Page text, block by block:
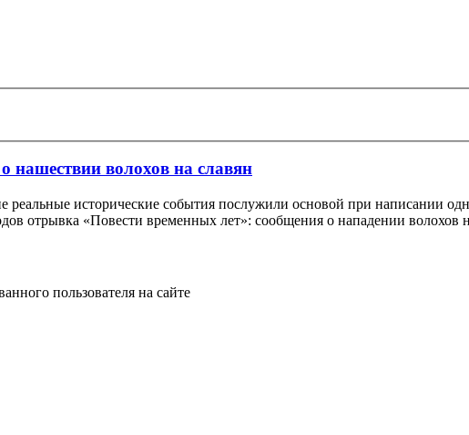
нашествии волохов на славян
реальные исторические события послужили основой при написании
отрывка «Повести временных лет»: сообщения о нападении волохов
пользователя на сайте